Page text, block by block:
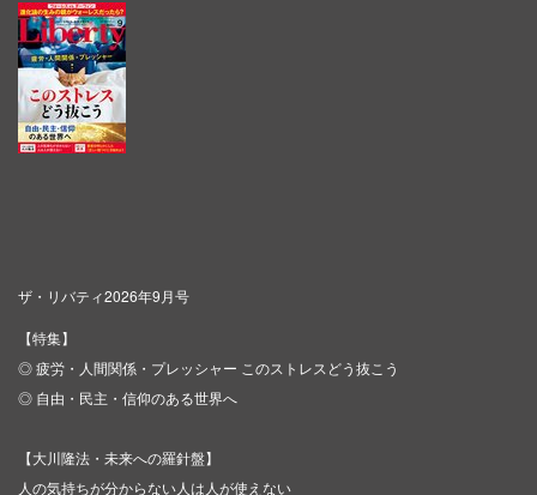
ザ・リバティ2026年9月号
【特集】
◎ 疲労・人間関係・プレッシャー このストレスどう抜こう
◎ 自由・民主・信仰のある世界へ
【大川隆法・未来への羅針盤】
人の気持ちが分からない人は人が使えない